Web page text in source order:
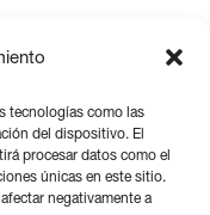
tecnologías como las
del dispositivo. El
procesar datos como el
únicas en este sitio.
negativamente a
Commons